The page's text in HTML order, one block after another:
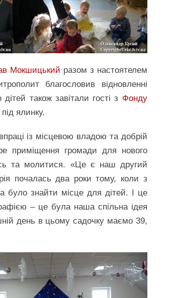
Мокшицький разом з настоятелем
благословив відновленні
також завітали гості з Фонду
ялинку.
із місцевою владою та добрій
приміщення громади для нового
та молитися. «Це є наш другий
почалась два роки тому, коли з
було знайти місце для дітей. І це
– це була наша спільна ідея
день в цьому садочку маємо 39,